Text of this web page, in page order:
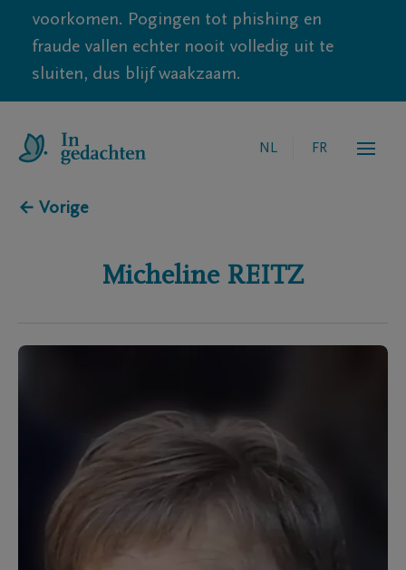
voorkomen. Pogingen tot phishing en
fraude vallen echter nooit volledig uit te
sluiten, dus blijf waakzaam.
NL FR
← Vorige
Micheline REITZ